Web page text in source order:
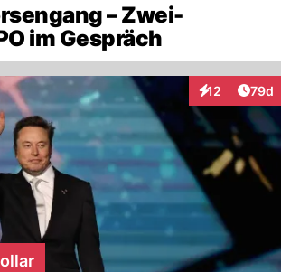
– Zwei-
im Gespräch
12
Interaktionen
79d